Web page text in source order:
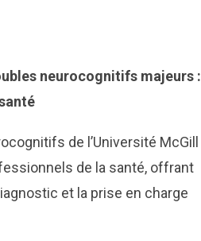
neurocognitifs majeurs :
de l’Université McGill
de la santé, offrant
et la prise en charge